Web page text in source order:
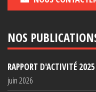
NOS
RAPPORT D'ACTIVITÉ 2025
juin 2026